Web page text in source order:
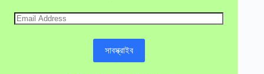
Email
Address
সাবস্ক্রাইব